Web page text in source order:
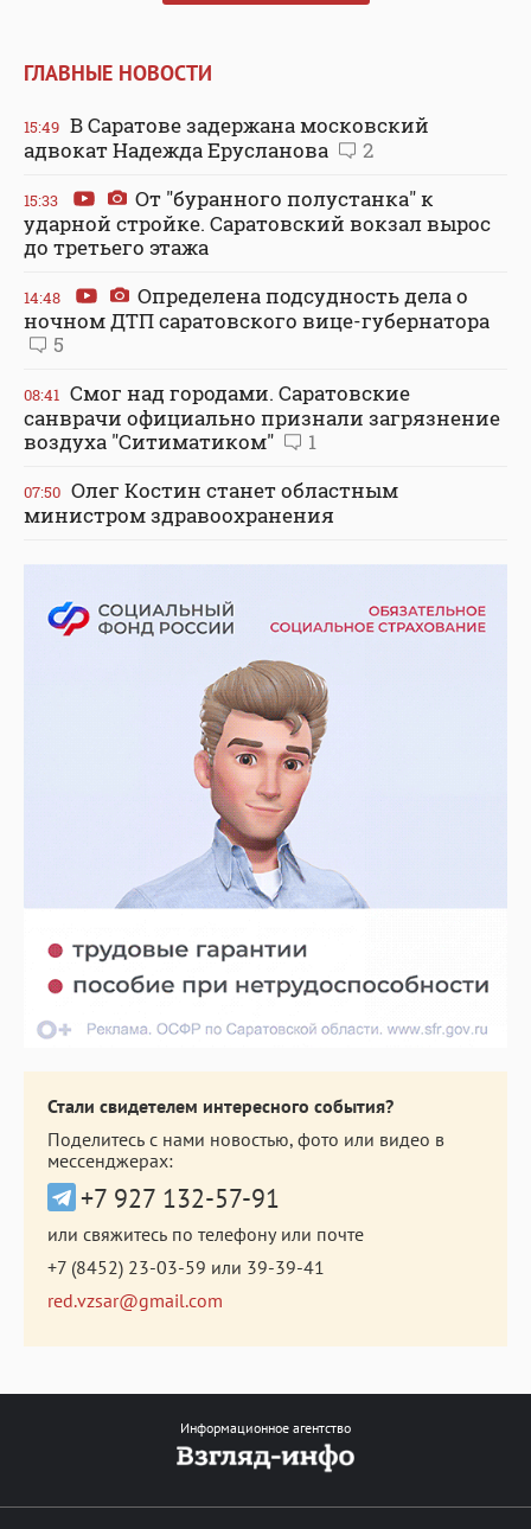
ГЛАВНЫЕ НОВОСТИ
15:49 В Саратове задержана московский
адвокат Надежда Ерусланова
2
15:33
От "буранного полустанка" к
ударной стройке. Саратовский вокзал вырос
до третьего этажа
14:48
Определена подсудность дела о
ночном ДТП саратовского вице-губернатора
5
08:41 Смог над городами. Саратовские
санврачи официально признали загрязнение
воздуха "Ситиматиком"
1
07:50 Олег Костин станет областным
министром здравоохранения
Стали свидетелем интересного события?
Поделитесь с нами новостью, фото или видео в
мессенджерах:
+7 927 132-57-91
или свяжитесь по телефону или почте
+7 (8452) 23-03-59 или 39-39-41
red.vzsar@gmail.com
Информационное агентство